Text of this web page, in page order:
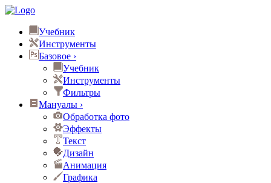
Учебник
Инструменты
Базовое ›
Учебник
Инструменты
Фильтры
Мануалы ›
Обработка фото
Эффекты
Текст
Дизайн
Анимация
Графика